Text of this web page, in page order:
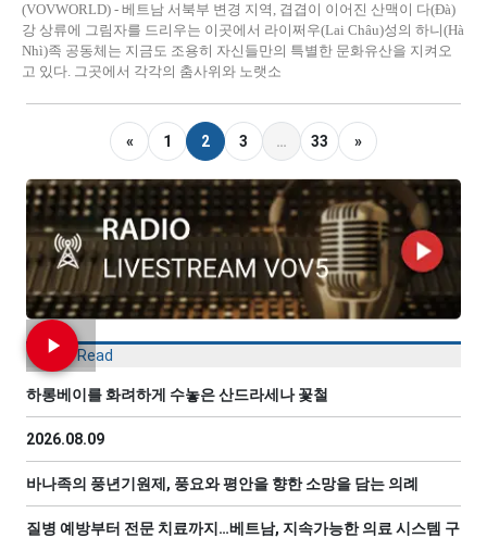
(VOVWORLD) - 베트남 서북부 변경 지역, 겹겹이 이어진 산맥이 다(Đà)
강 상류에 그림자를 드리우는 이곳에서 라이쩌우(Lai Châu)성의 하니(Hà
Nhì)족 공동체는 지금도 조용히 자신들만의 특별한 문화유산을 지켜오
고 있다. 그곳에서 각각의 춤사위와 노랫소
« 1 2 3 … 33 »
Most Read
하롱베이를 화려하게 수놓은 산드라세나 꽃철
2026.08.09
바나족의 풍년기원제, 풍요와 평안을 향한 소망을 담는 의례
질병 예방부터 전문 치료까지…베트남, 지속가능한 의료 시스템 구